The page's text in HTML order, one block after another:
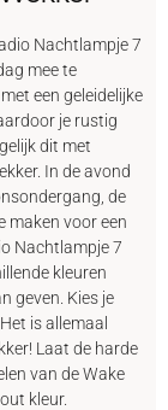
Nachtlampje 7
mee te
een geleidelijke
je rustig
dit met
In de avond
de
maken voor een
Nachtlampje 7
kleuren
geven. Kies je
is allemaal
Laat de harde
van de Wake
kleur.